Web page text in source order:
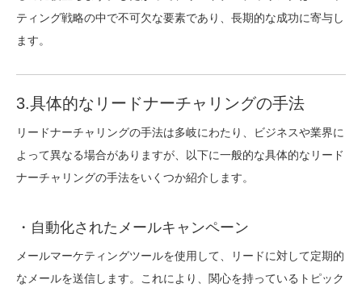
ティング戦略の中で不可欠な要素であり、長期的な成功に寄与し
ます。
3.具体的なリードナーチャリングの手法
リードナーチャリングの手法は多岐にわたり、ビジネスや業界に
よって異なる場合がありますが、以下に一般的な具体的なリード
ナーチャリングの手法をいくつか紹介します。
・自動化されたメールキャンペーン
メールマーケティングツールを使用して、リードに対して定期的
なメールを送信します。これにより、関心を持っているトピック